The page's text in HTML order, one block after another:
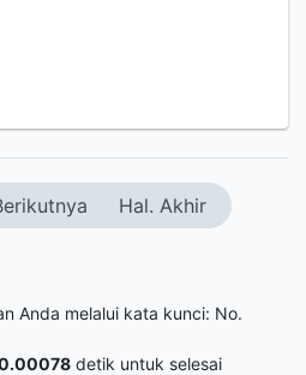
Hal. Akhir
Anda melalui kata kunci: No.
detik untuk selesai